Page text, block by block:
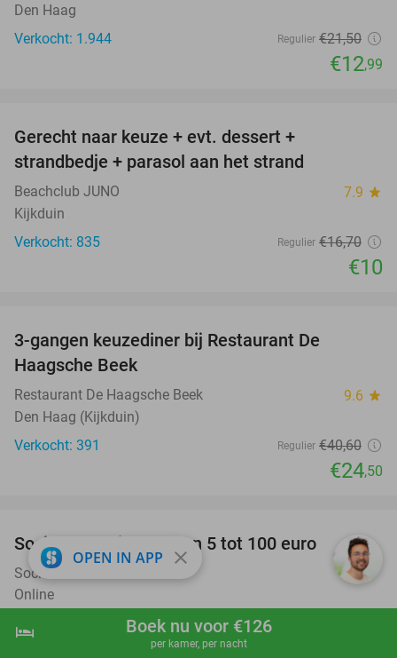
shopping_cart Boek nu
hotel Boek nu voor €126
per kamer, per nacht
Den Haag
Verkocht: 1.944
Regulier €21,50
€12,99
Gerecht naar keuze + evt. dessert +
strandbedje + parasol aan het strand
Beachclub JUNO 7.9 star
Kijkduin
Verkocht: 835
Regulier €16,70
€10
3-gangen keuzediner bij Restaurant De
Haagsche Beek
Restaurant De Haagsche Beek 9.6 star
Den Haag (Kijkduin)
Verkocht: 391
Regulier €40,60
€24,50
Social Deal-giftcard van 5 tot 100 euro
Social Deal Giftcard
Online
OPEN IN APP close